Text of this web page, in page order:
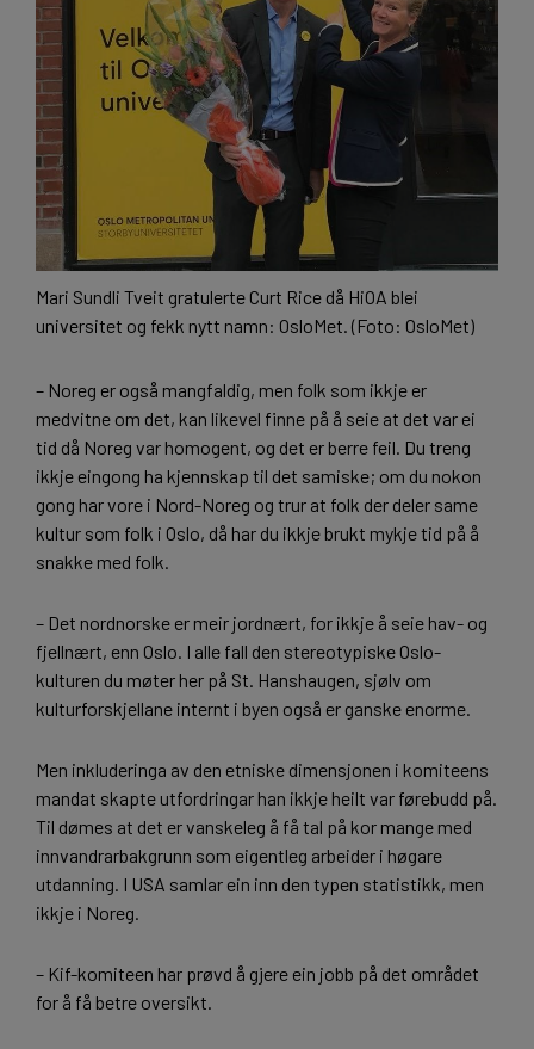
Mari Sundli Tveit gratulerte Curt Rice då HiOA blei
universitet og fekk nytt namn: OsloMet. (Foto: OsloMet)
– Noreg er også mangfaldig, men folk som ikkje er
medvitne om det, kan likevel finne på å seie at det var ei
tid då Noreg var homogent, og det er berre feil. Du treng
ikkje eingong ha kjennskap til det samiske; om du nokon
gong har vore i Nord-Noreg og trur at folk der deler same
kultur som folk i Oslo, då har du ikkje brukt mykje tid på å
snakke med folk.
– Det nordnorske er meir jordnært, for ikkje å seie hav- og
fjellnært, enn Oslo. I alle fall den stereotypiske Oslo-
kulturen du møter her på St. Hanshaugen, sjølv om
kulturforskjellane internt i byen også er ganske enorme.
Men inkluderinga av den etniske dimensjonen i komiteens
mandat skapte utfordringar han ikkje heilt var førebudd på.
Til dømes at det er vanskeleg å få tal på kor mange med
innvandrarbakgrunn som eigentleg arbeider i høgare
utdanning. I USA samlar ein inn den typen statistikk, men
ikkje i Noreg.
– Kif-komiteen har prøvd å gjere ein jobb på det området
for å få betre oversikt.